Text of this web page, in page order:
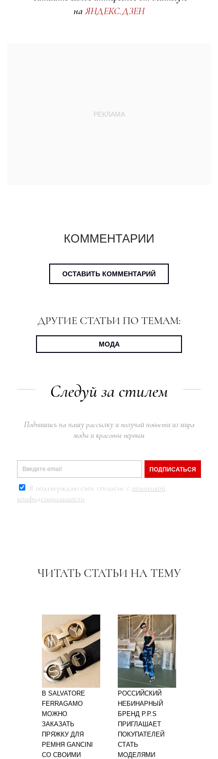
наЯНДЕКС.ДЗЕН
КОММЕНТАРИИ
ОСТАВИТЬ КОММЕНТАРИЙ
ДРУГИЕ СТАТЬИ ПО ТЕМАМ:
МОДА
Следуй за стилем
Подпишись на нашу рассылку и получай новости из мира
моды и красоты первым
ПОДПИСАТЬСЯ
Я подтверждаю свое согласие с политикой
конфиденциальности
ЧИТАТЬ СТАТЬИ НА ТЕМУ
В SALVATORE
FERRAGAMO
МОЖНО
ЗАКАЗАТЬ
ПРЯЖКУ ДЛЯ
РЕМНЯ GANCINI
СО СВОИМИ
РОССИЙСКИЙ
НЕБИНАРНЫЙ
БРЕНД P.P.S
ПРИГЛАШАЕТ
ПОКУПАТЕЛЕЙ
СТАТЬ
МОДЕЛЯМИ